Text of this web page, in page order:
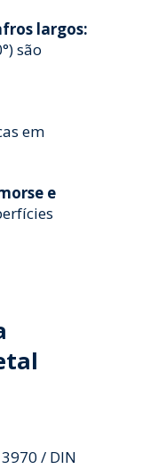
largos:
são
em
e
3970 / DIN